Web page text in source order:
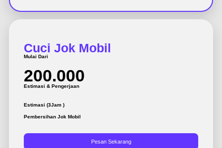
Cuci Jok Mobil
Mulai Dari
200.000
Estimasi & Pengerjaan
Estimasi (3Jam )
Pembersihan Jok Mobil
Pesan Sekarang